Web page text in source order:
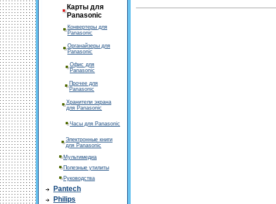
Карты для
Panasonic
Конвертеры для
Panasonic
Органайзеры для
Panasonic
Офис для
Panasonic
Прочее для
Panasonic
Хранители экрана
для Panasonic
Часы для Panasonic
Электронные книги
для Panasonic
Мультимедиа
Полезные утилиты
Руководства
Pantech
Philips